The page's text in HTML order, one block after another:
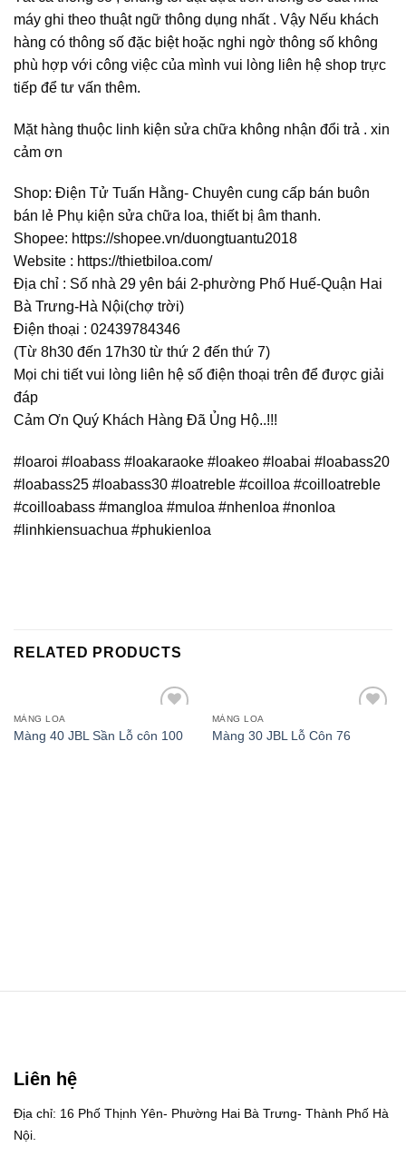
máy ghi theo thuật ngữ thông dụng nhất . Vậy Nếu khách
hàng có thông số đặc biệt hoặc nghi ngờ thông số không
phù hợp với công việc của mình vui lòng liên hệ shop trực
tiếp để tư vấn thêm.
Mặt hàng thuộc linh kiện sửa chữa không nhận đổi trả . xin
cảm ơn
Shop: Điện Tử Tuấn Hằng- Chuyên cung cấp bán buôn
bán lẻ Phụ kiện sửa chữa loa, thiết bị âm thanh.
Shopee: https://shopee.vn/duongtuantu2018
Website : https://thietbiloa.com/
Địa chỉ : Số nhà 29 yên bái 2-phường Phố Huế-Quận Hai
Bà Trưng-Hà Nội(chợ trời)
Điện thoại : 02439784346
(Từ 8h30 đến 17h30 từ thứ 2 đến thứ 7)
Mọi chi tiết vui lòng liên hệ số điện thoại trên để được giải
đáp
Cảm Ơn Quý Khách Hàng Đã Ủng Hộ..!!!
#loaroi #loabass #loakaraoke #loakeo #loabai #loabass20
#loabass25 #loabass30 #loatreble #coilloa #coilloatreble
#coilloabass #mangloa #muloa #nhenloa #nonloa
#linhkiensuachua #phukienloa
RELATED PRODUCTS
wishlist
MÀNG LOA
Màng 40 JBL Sần Lỗ côn 100
wishlist
MÀNG LOA
Màng 30 JBL Lỗ Côn 76
Liên hệ
Địa chỉ: 16 Phố Thịnh Yên- Phường Hai Bà Trưng- Thành Phố Hà
Nội.